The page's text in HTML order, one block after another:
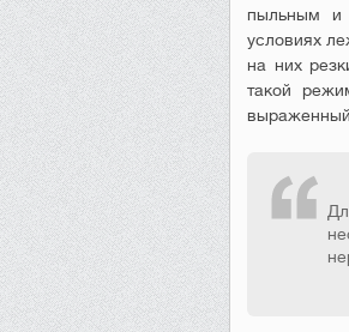
пыльным и
условиях
на них
такой